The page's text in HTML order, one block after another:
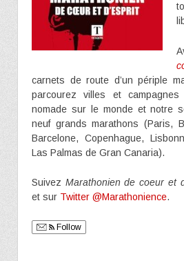
carnets de route d’un périple
parcourez villes et
nomade sur le monde et notre
neuf grands marathons (Paris,
Barcelone, Copenhague,
Las Palmas de Gran Canaria).
Suivez Marathonien de coeur et
et sur Twitter @Marathonience.
Follow